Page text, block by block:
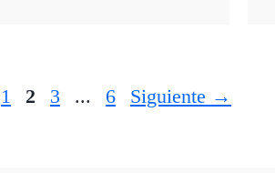
Página
1 Página
2 Página
3 ... Página
6 Siguiente →